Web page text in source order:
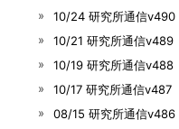
10/24 研究所通信
10/21 研究所通信
10/19 研究所通信
10/17 研究所通信v487
08/15 研究所通信